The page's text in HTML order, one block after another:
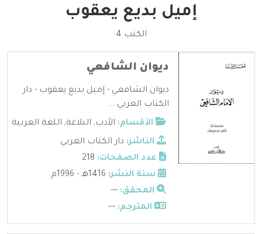
إميل بديع يعقوب
الكتب 4
ديوان الشافعي
ديوان الشافعي - إميل بديع يعقوب - دار
الكتاب العربي ...
الأقسام: الأدب, البلاغة, اللغة العربية
الناشر: دار الكتاب العربي
عدد الصفحات:
سنة النشر:
المحقق: ---
المترجم: ---